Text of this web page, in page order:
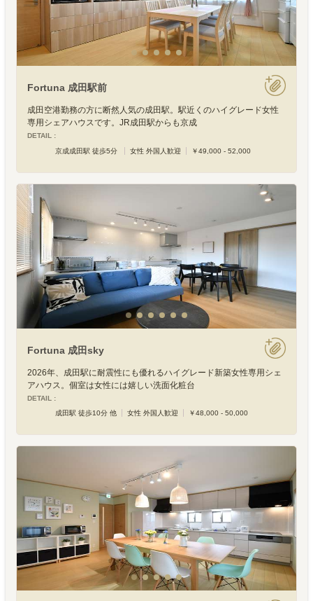
Fortuna 成田駅前
成田空港勤務の方に断然人気の成田駅。駅近くのハイグレード女性
専用シェアハウスです。JR成田駅からも京成
DETAIL :
京成成田駅 徒歩5分
女性 外国人歓迎 ￥49,000 - 52,000
Fortuna 成田sky
2026年、成田駅に耐震性にも優れるハイグレード新築女性専用シェ
アハウス。個室は女性には嬉しい洗面化粧台
DETAIL :
成田駅 徒歩10分 他
女性 外国人歓迎 ￥48,000 - 50,000